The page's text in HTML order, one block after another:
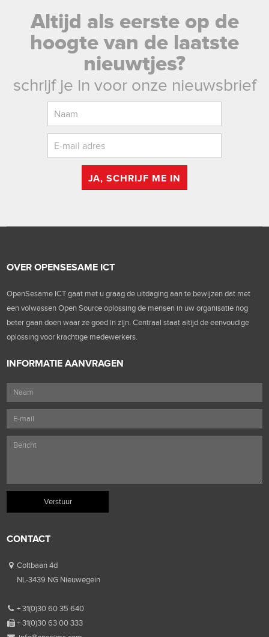
Altijd als eerste op de
hoogte van de laatste
nieuwtjes?
schrijf je in voor onze nieuwsbrief
JA, SCHRIJF ME IN
OVER OPENSESAME ICT
OpenSesame ICT gaat met u graag de uitdaging aan te bewijzen dat met
een volwassen Open Source oplossing de mensen in uw organisatie nog
beter gaan doen waar ze goed in zijn. Centraal staat altijd de eenvoudige
oplossing voor krachtige medewerkers.
INFORMATIE AANVRAGEN
CONTACT
Coltbaan 4d
NL-3439 NG Nieuwegein
+ 31(0)30 60 35 640
+ 31(0)30 63 00 333